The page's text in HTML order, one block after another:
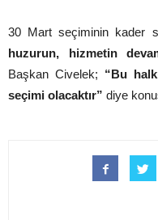
30 Mart seçiminin kader
huzurun, hizmetin
Başkan Civelek; “Bu
seçimi olacaktır” diye